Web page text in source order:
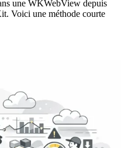
une WKWebView depuis
Voici une méthode courte